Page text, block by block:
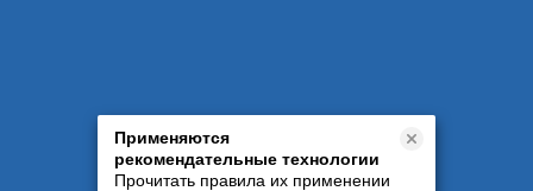
Применяются
рекомендательные технологии
Прочитать правила их применении